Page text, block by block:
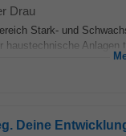
Drau
Stark- und
Anlagen
Deine